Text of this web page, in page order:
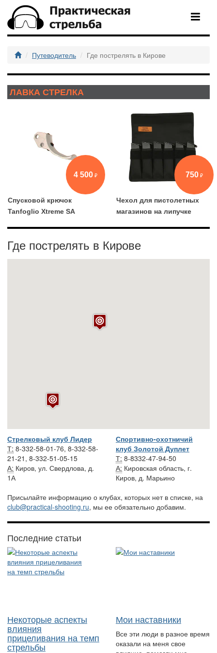
Путеводитель Где пострелять в Кирове
ЛАВКА СТРЕЛКА
4 500
Спусковой крючок
Tanfoglio Xtreme SA
750
Чехол для пистолетных
магазинов на липучке
Где пострелять в Кирове
Стрелковый клуб Лидер
Т: 8-332-58-01-76, 8-332-58-
21-21, 8-332-51-05-15
А: Киров, ул. Свердлова, д.
1А
Спортивно-охотничий
клуб Золотой Дуплет
Т: 8-8332-47-94-50
А: Кировская область, г.
Киров, д. Марьино
Присылайте информацию о клубах, которых нет в списке, на
club@practical-shooting.ru, мы ее обязательно добавим.
Последние статьи
Некоторые аспекты
влияния
прицеливания на темп
стрельбы
Мои наставники
Все эти люди в разное время
оказали на меня свое